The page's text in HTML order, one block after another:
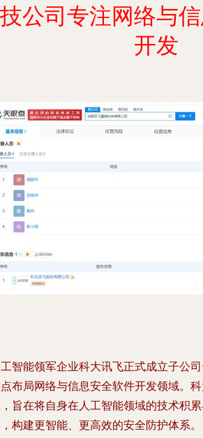
技公司专注网络与
开发
智能领军企业科大讯飞正式成立子公
布局网络与信息安全软件开发领域。
旨在将自身在人工智能领域的技术积
构建更智能、更高效的安全防护体系。